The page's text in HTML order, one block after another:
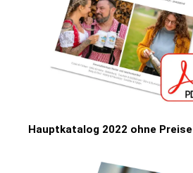
Hauptkatalog 2022 ohne Preise